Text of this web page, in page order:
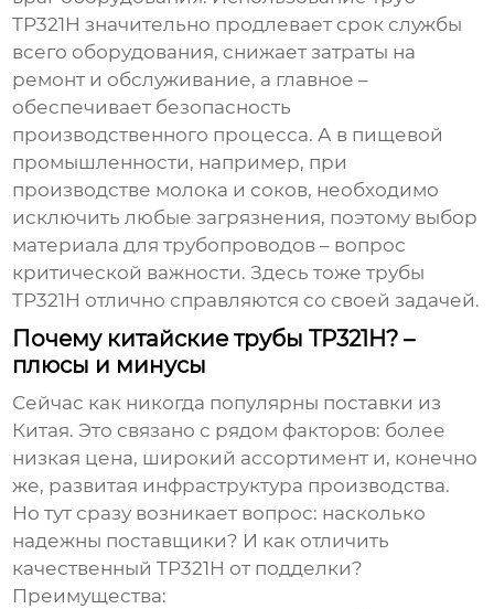
TP321H значительно продлевает срок службы
всего оборудования, снижает затраты на
ремонт и обслуживание, а главное –
обеспечивает безопасность
производственного процесса. А в пищевой
промышленности, например, при
производстве молока и соков, необходимо
исключить любые загрязнения, поэтому выбор
материала для трубопроводов – вопрос
критической важности. Здесь тожетрубы
TP321H отлично справляются со своей задачей.
Почему китайские трубы TP321H? –
плюсы и минусы
Сейчас как никогда популярны поставки из
Китая. Это связано с рядом факторов: более
низкая цена, широкий ассортимент и, конечно
же, развитая инфраструктура производства.
Но тут сразу возникает вопрос: насколько
надежны поставщики? И как отличить
качественныйTP321H от подделки?
Преимущества: